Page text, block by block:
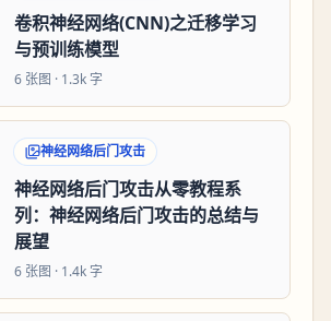
卷积神经网络(CNN)之迁移学习
与预训练模型
6 张图 · 1.3k 字
神经网络后门攻击
神经网络后门攻击从零教程系
列：神经网络后门攻击的总结与
展望
6 张图 · 1.4k 字